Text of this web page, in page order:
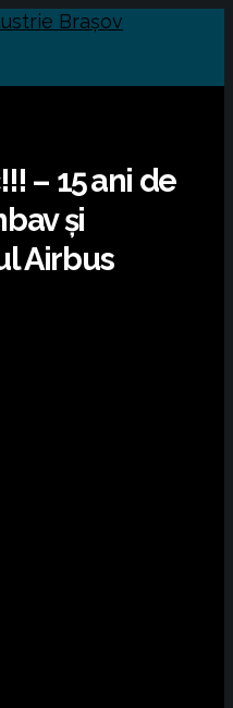
– 15 ani de
și
Airbus